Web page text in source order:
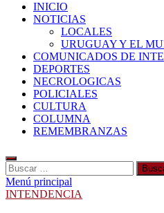
INICIO
NOTICIAS
LOCALES
URUGUAY Y EL
COMUNICADOS DE
DEPORTES
NECROLOGICAS
POLICIALES
CULTURA
COLUMNA
REMEMBRANZAS
Buscar:
Menú principal
INTENDENCIA